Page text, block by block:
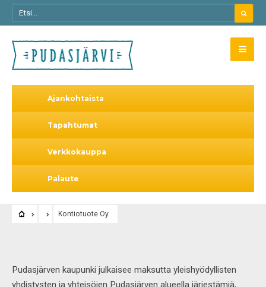
Ajankohtaista
Tapahtumat
Verkkokauppa
Palaute
Kontiotuote Oy
Pudasjärven kaupunki julkaisee maksutta yleishyödyllisten
yhdistysten ja yhteisöjen Pudasjärven alueella järjestämiä,